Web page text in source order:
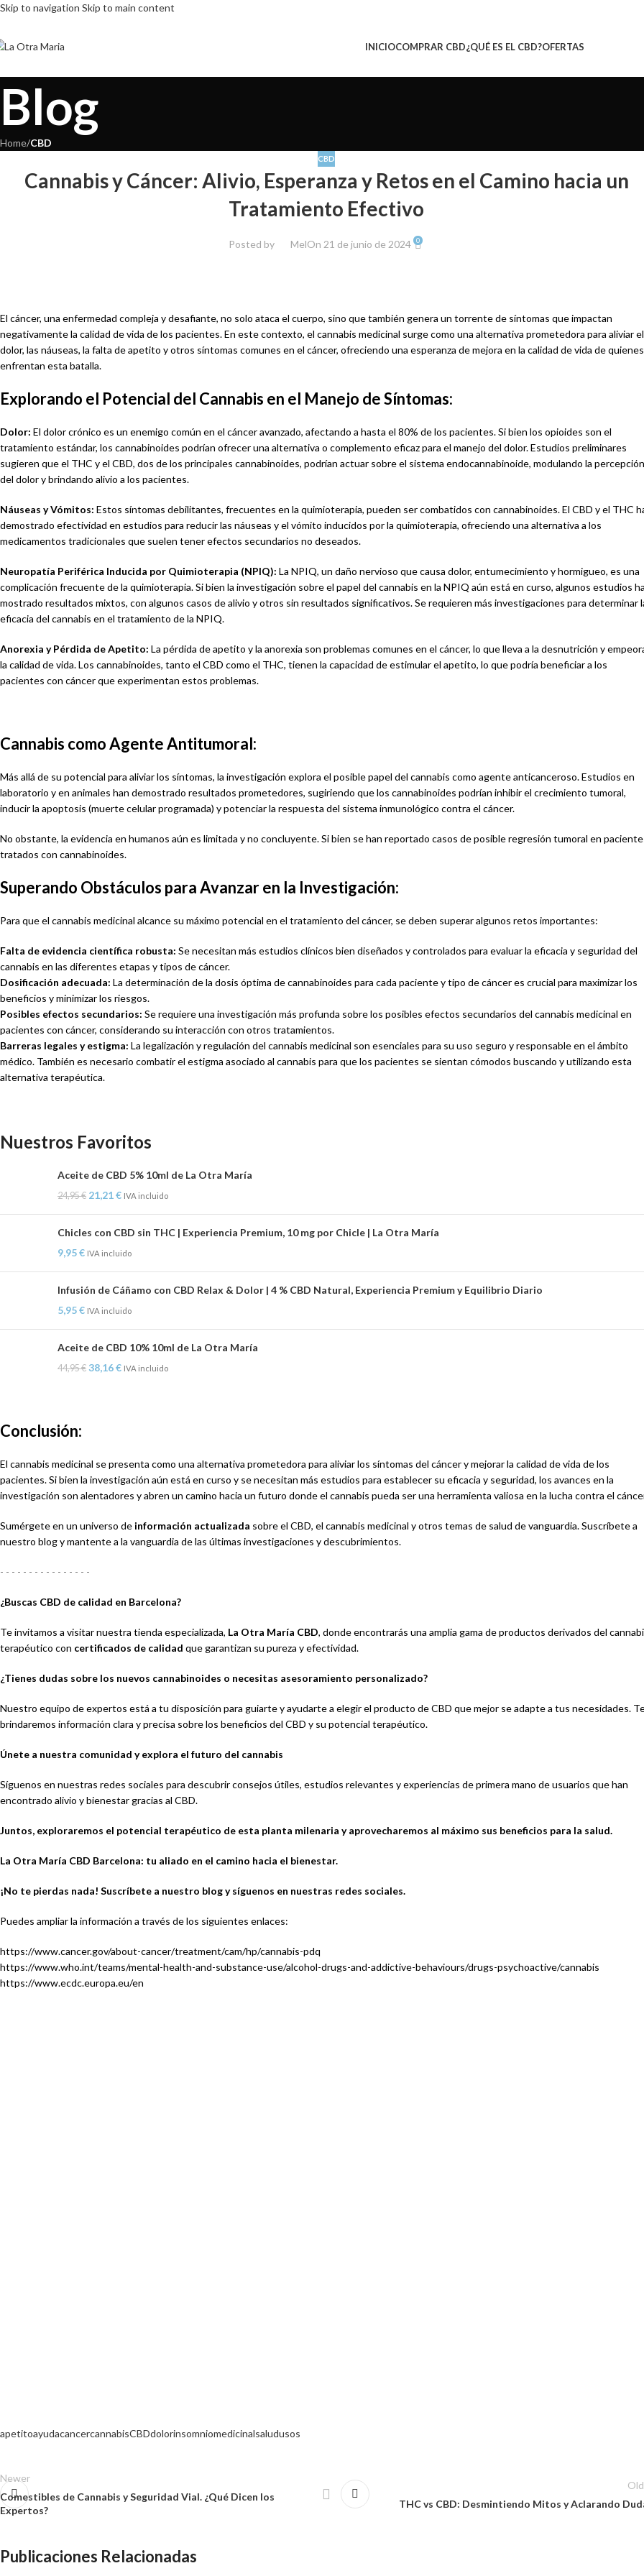
Skip to navigation Skip to main content
INICIOCOMPRAR CBD¿QUÉ ES EL CBD?OFERTAS
Blog
Home/CBD
CBD
Cannabis y Cáncer: Alivio, Esperanza y Retos en el Camino hacia un
Tratamiento Efectivo
Posted by MelOn 21 de junio de 2024 0
El cáncer, una enfermedad compleja y desafiante, no solo ataca el cuerpo, sino que también genera un torrente de síntomas que impactan
negativamente la calidad de vida de los pacientes. En este contexto, el cannabis medicinal surge como una alternativa prometedora para aliviar el
dolor, las náuseas, la falta de apetito y otros síntomas comunes en el cáncer, ofreciendo una esperanza de mejora en la calidad de vida de quienes
enfrentan esta batalla.
Explorando el Potencial del Cannabis en el Manejo de Síntomas:
Dolor: El dolor crónico es un enemigo común en el cáncer avanzado, afectando a hasta el 80% de los pacientes. Si bien los opioides son el
tratamiento estándar, los cannabinoides podrían ofrecer una alternativa o complemento eficaz para el manejo del dolor. Estudios preliminares
sugieren que el THC y el CBD, dos de los principales cannabinoides, podrían actuar sobre el sistema endocannabinoide, modulando la percepción
del dolor y brindando alivio a los pacientes.
Náuseas y Vómitos: Estos síntomas debilitantes, frecuentes en la quimioterapia, pueden ser combatidos con cannabinoides. El CBD y el THC
demostrado efectividad en estudios para reducir las náuseas y el vómito inducidos por la quimioterapia, ofreciendo una alternativa a los
medicamentos tradicionales que suelen tener efectos secundarios no deseados.
Neuropatía Periférica Inducida por Quimioterapia (NPIQ): La NPIQ, un daño nervioso que causa dolor, entumecimiento y hormigueo, es una
complicación frecuente de la quimioterapia. Si bien la investigación sobre el papel del cannabis en la NPIQ aún está en curso, algunos estudios
mostrado resultados mixtos, con algunos casos de alivio y otros sin resultados significativos. Se requieren más investigaciones para determinar
eficacia del cannabis en el tratamiento de la NPIQ.
Anorexia y Pérdida de Apetito: La pérdida de apetito y la anorexia son problemas comunes en el cáncer, lo que lleva a la desnutrición y
la calidad de vida. Los cannabinoides, tanto el CBD como el THC, tienen la capacidad de estimular el apetito, lo que podría beneficiar a los
pacientes con cáncer que experimentan estos problemas.
Cannabis como Agente Antitumoral:
Más allá de su potencial para aliviar los síntomas, la investigación explora el posible papel del cannabis como agente anticanceroso. Estudios en
laboratorio y en animales han demostrado resultados prometedores, sugiriendo que los cannabinoides podrían inhibir el crecimiento tumoral,
inducir la apoptosis (muerte celular programada) y potenciar la respuesta del sistema inmunológico contra el cáncer.
No obstante, la evidencia en humanos aún es limitada y no concluyente. Si bien se han reportado casos de posible regresión tumoral en
tratados con cannabinoides.
Superando Obstáculos para Avanzar en la Investigación:
Para que el cannabis medicinal alcance su máximo potencial en el tratamiento del cáncer, se deben superar algunos retos importantes:
Falta de evidencia científica robusta: Se necesitan más estudios clínicos bien diseñados y controlados para evaluar la eficacia y seguridad del
cannabis en las diferentes etapas y tipos de cáncer.
Dosificación adecuada: La determinación de la dosis óptima de cannabinoides para cada paciente y tipo de cáncer es crucial para maximizar los
beneficios y minimizar los riesgos.
Posibles efectos secundarios: Se requiere una investigación más profunda sobre los posibles efectos secundarios del cannabis medicinal en
pacientes con cáncer, considerando su interacción con otros tratamientos.
Barreras legales y estigma: La legalización y regulación del cannabis medicinal son esenciales para su uso seguro y responsable en el ámbito
médico. También es necesario combatir el estigma asociado al cannabis para que los pacientes se sientan cómodos buscando y utilizando esta
alternativa terapéutica.
Nuestros Favoritos
Aceite de CBD 5% 10ml de La Otra María
24,95€ 21,21€ IVA incluido
Chicles con CBD sin THC | Experiencia Premium, 10 mg por Chicle | La Otra María
9,95€ IVA incluido
Infusión de Cáñamo con CBD Relax & Dolor | 4 % CBD Natural, Experiencia Premium y Equilibrio Diario
5,95€ IVA incluido
Aceite de CBD 10% 10ml de La Otra María
44,95€ 38,16€ IVA incluido
Conclusión:
El cannabis medicinal se presenta como una alternativa prometedora para aliviar los síntomas del cáncer y mejorar la calidad de vida de los
pacientes. Si bien la investigación aún está en curso y se necesitan más estudios para establecer su eficacia y seguridad, los avances en la
investigación son alentadores y abren un camino hacia un futuro donde el cannabis pueda ser una herramienta valiosa en la lucha contra el
Sumérgete en un universo de información actualizada sobre el CBD, el cannabis medicinal y otros temas de salud de vanguardia. Suscríbete a
nuestro blog y mantente a la vanguardia de las últimas investigaciones y descubrimientos.
- - - - - - - - - - - - - - - -
¿Buscas CBD de calidad en Barcelona?
Te invitamos a visitar nuestra tienda especializada, La Otra María CBD, donde encontrarás una amplia gama de productos derivados del
terapéutico con certificados de calidad que garantizan su pureza y efectividad.
¿Tienes dudas sobre los nuevos cannabinoides o necesitas asesoramiento personalizado?
Nuestro equipo de expertos está a tu disposición para guiarte y ayudarte a elegir el producto de CBD que mejor se adapte a tus necesidades.
brindaremos información clara y precisa sobre los beneficios del CBD y su potencial terapéutico.
Únete a nuestra comunidad y explora el futuro del cannabis
Síguenos en nuestras redes sociales para descubrir consejos útiles, estudios relevantes y experiencias de primera mano de usuarios que han
encontrado alivio y bienestar gracias al CBD.
Juntos, exploraremos el potencial terapéutico de esta planta milenaria y aprovecharemos al máximo sus beneficios para la salud.
La Otra María CBD Barcelona: tu aliado en el camino hacia el bienestar.
¡No te pierdas nada! Suscríbete a nuestro blog y síguenos en nuestras redes sociales.
Puedes ampliar la información a través de los siguientes enlaces:
https://www.cancer.gov/about-cancer/treatment/cam/hp/cannabis-pdq
https://www.who.int/teams/mental-health-and-substance-use/alcohol-drugs-and-addictive-behaviours/drugs-psychoactive/cannabis
https://www.ecdc.europa.eu/en
apetitoayudacancercannabisCBDdolorinsomniomedicinalsaludusos
Newer
Comestibles de Cannabis y Seguridad Vial. ¿Qué Dicen los
Expertos?
THC vs CBD: Desmintiendo Mitos y Aclarando
Publicaciones Relacionadas